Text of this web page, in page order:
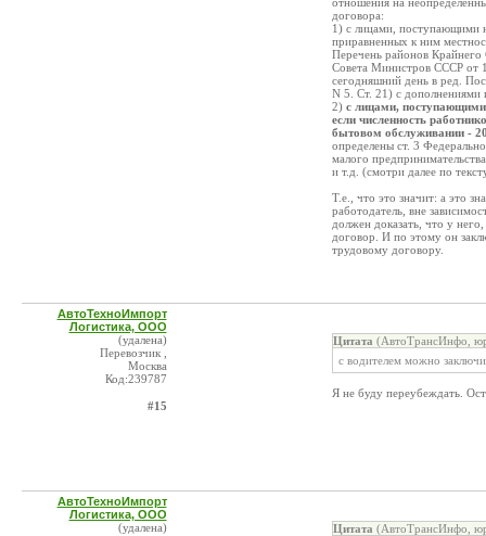
договора:
1) с лицами, поступающими
приравненных к ним
Перечень районов
Совета Министров СССР от
сегодняшний день в ред.
N 5. Ст. 21) с дополнениями
2) с лицами, поступающими
если численность
бытовом обслуживании -
определены ст. 3
малого
и т.д. (смотри далее по
Т.е., что это значит: а это
работодатель, вне
должен доказать, что у
договор. И по этому он
трудовому договору.
АвтоТехноИмпорт
Логистика, ООО
(удалена)
Перевозчик ,
Москва
Код:239787
#15
Цитата (АвтоТрансИнфо,
с водителем можно
Я не буду переубеждать.
АвтоТехноИмпорт
Логистика, ООО
(удалена)
Цитата (АвтоТрансИнфо,